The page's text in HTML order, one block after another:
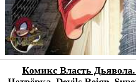
Комикс Власть